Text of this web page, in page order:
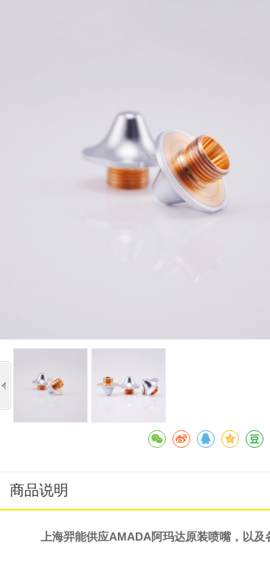
商品说明
上海羿能供应AMADA阿玛达原装喷嘴，以